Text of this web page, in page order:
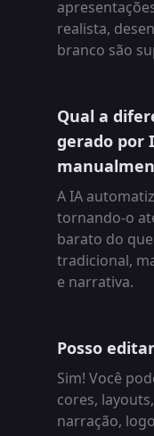
realista,
branco são
Qual a
gerado por
A IA
tornando-o
barato do
tradicional,
e narrativa.
Posso
Sim! Você
cores,
narração,